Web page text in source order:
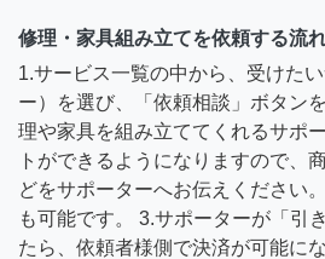
修理・家具組み立てを依頼する流
1.サービス一覧の中から、受けた
ー）を選び、「依頼相談」ボタン
理や家具を組み立ててくれるサポ
トができるようになりますので、
どをサポーターへお伝えください
も可能です。 3.サポーターが「引
たら、依頼者様側で決済が可能に